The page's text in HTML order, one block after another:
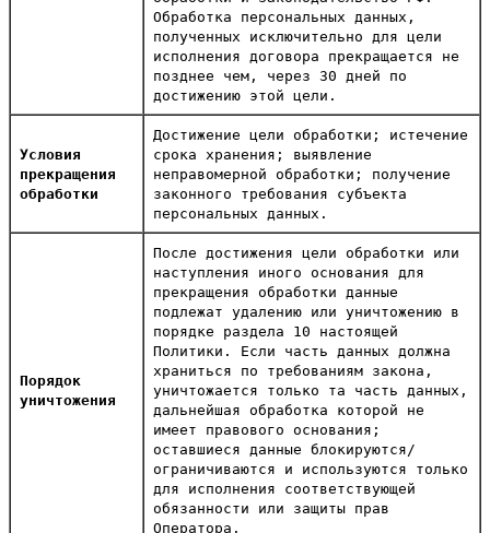
Обработка персональных данных,
полученных исключительно для цели
исполнения договора прекращается не
позднее чем, через 30 дней по
достижению этой цели.
Условия
прекращения
обработки
Достижение цели обработки; истечение
срока хранения; выявление
неправомерной обработки; получение
законного требования субъекта
персональных данных.
Порядок
уничтожения
После достижения цели обработки или
наступления иного основания для
прекращения обработки данные
подлежат удалению или уничтожению в
порядке раздела 10 настоящей
Политики. Если часть данных должна
храниться по требованиям закона,
уничтожается только та часть данных,
дальнейшая обработка которой не
имеет правового основания;
оставшиеся данные блокируются/
ограничиваются и используются только
для исполнения соответствующей
обязанности или защиты прав
Оператора.